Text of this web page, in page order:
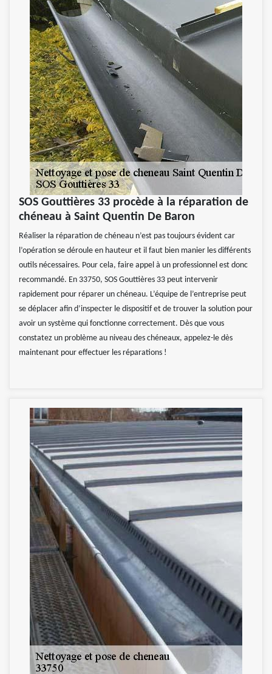
SOS Gouttières 33 procède à la réparation de
chéneau à Saint Quentin De Baron
Réaliser la réparation de chéneau n’est pas toujours évident car
l’opération se déroule en hauteur et il faut bien manier les différents
outils nécessaires. Pour cela, faire appel à un professionnel est donc
recommandé. En 33750, SOS Gouttières 33 peut intervenir
rapidement pour réparer un chéneau. L’équipe de l’entreprise peut
se déplacer afin d’inspecter le dispositif et de trouver la solution pour
avoir un système qui fonctionne correctement. Dès que vous
constatez un problème au niveau des chéneaux, appelez-le dès
maintenant pour effectuer les réparations !